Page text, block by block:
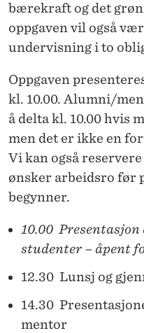
bærekraft og det
oppgaven vil også
undervisning i to
Oppgaven
kl. 10.00. Alumni/
å delta kl. 10.00 hvis
men det er ikke en
Vi kan også
ønsker arbeidsro før
begynner.
10.00
studenter – åpent
12.30 Lunsj og
14.30
mentor